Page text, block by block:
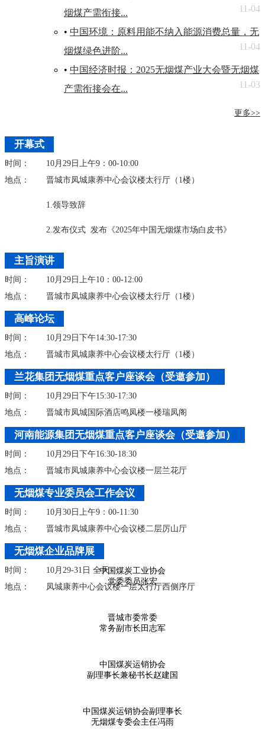
烟煤产需衔接...
11-04
• 中国环境：原料用能不纳入能源消费总量，无
烟煤绿色进阶...
11-04
• 中国经济时报：2025无烟煤产业大会暨无烟煤
产需衔接会在...
11-03
更多>>
开幕式
时间：
10月29日上午9：00-10:00
地点：
晋城市凤城康养中心会议楼太行厅（1楼）
1.领导致辞
2.发布仪式 发布《2025年中国无烟煤市场白皮书》
主旨演讲
时间：
10月29日上午10：00-12:00
地点：
晋城市凤城康养中心会议楼太行厅（1楼）
高峰论坛
时间：
10月29日下午14:30-17:30
地点：
晋城市凤城康养中心会议楼太行厅（1楼）
兰花集团无烟煤重点客户座谈会（受邀参加）
时间：
10月29日下午15:30-17:30
地点：
晋城市凤城国际酒店鸣凤楼一楼瑞凤阁
河南能源集团无烟煤重点客户座谈会（受邀参加）
时间：
10月29日下午16:30-18:30
地点：
晋城市凤城康养中心会议楼一层兰花厅
无烟煤专业委员会工作会议
时间：
10月30日上午9：00-11:30
地点：
晋城市凤城康养中心会议楼二层厉山厅
无烟煤企业品牌展
时间：
10月29-31日 全天
地点：
凤城康养中心会议楼一层太行厅西侧序厅
中国煤炭工业协会
党委委员张宏
晋城市委常委
常务副市长田志军
中国煤炭运销协会
副理事长兼秘书长赵建国
中国煤炭运销协会副理事长
无烟煤专委会主任冯雨